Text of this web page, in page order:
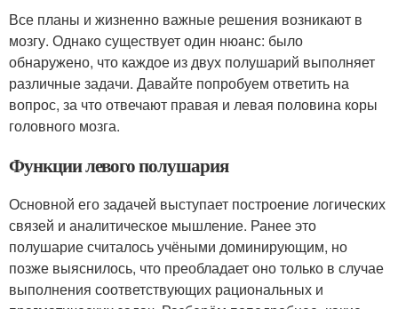
Все планы и жизненно важные решения возникают в
мозгу. Однако существует один нюанс: было
обнаружено, что каждое из двух полушарий выполняет
различные задачи. Давайте попробуем ответить на
вопрос, за что отвечают правая и левая половина коры
головного мозга.
Функции левого полушария
Основной его задачей выступает построение логических
связей и аналитическое мышление. Ранее это
полушарие считалось учёными доминирующим, но
позже выяснилось, что преобладает оно только в случае
выполнения соответствующих рациональных и